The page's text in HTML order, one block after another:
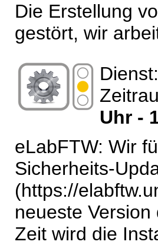
Die Erstellung
gestört, wir
Uhr -
eLabFTW: Wir
Sicherheits-
(https://
neueste
Zeit wird die